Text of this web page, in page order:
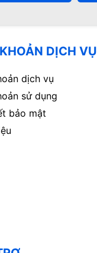
DỊCH VỤ
dịch vụ
sử dụng
bảo mật